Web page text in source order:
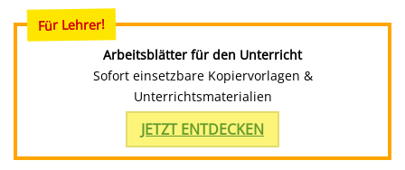
Für Lehrer!
Arbeitsblätter für den Unterricht
Sofort einsetzbare Kopiervorlagen &
Unterrichtsmaterialien
JETZT ENTDECKEN